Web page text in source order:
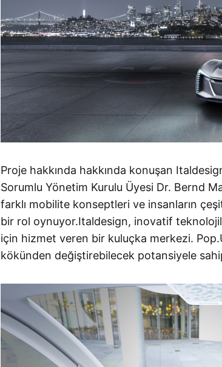
Proje hakkında hakkında konuşan
Sorumlu Yönetim Kurulu Üyesi Dr. Bernd
farklı mobilite konseptleri ve insanların
bir rol oynuyor.Italdesign, inovatif
için hizmet veren bir kuluçka merkezi.
kökünden değiştirebilecek potansiyele